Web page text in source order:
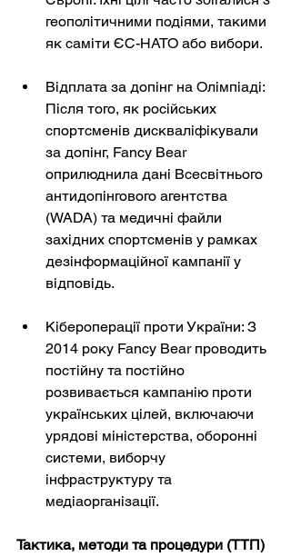
геополітичними подіями, такими
як саміти ЄС-НАТО або вибори.
Відплата за допінг на Олімпіаді:
Після того, як російських
спортсменів дискваліфікували
за допінг, Fancy Bear
оприлюднила дані Всесвітнього
антидопінгового агентства
(WADA) та медичні файли
західних спортсменів у рамках
дезінформаційної кампанії у
відповідь.
Кібероперації проти України: З
2014 року Fancy Bear проводить
постійну та постійно
розвивається кампанію проти
українських цілей, включаючи
урядові міністерства, оборонні
системи, виборчу
інфраструктуру та
медіаорганізації.
Тактика, методи та процедури (ТТП)